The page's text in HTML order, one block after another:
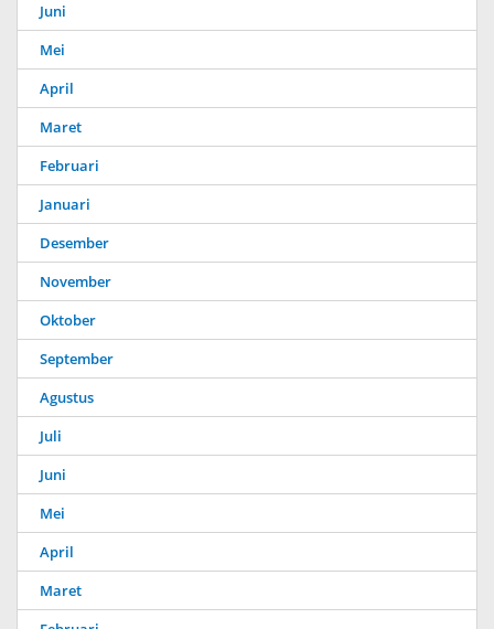
Juni
Mei
April
Maret
Februari
Januari
Desember
November
Oktober
September
Agustus
Juli
Juni
Mei
April
Maret